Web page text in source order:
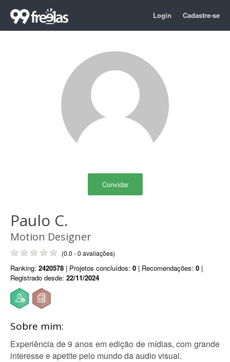
Login Cadastre-se
Convidar
Paulo C.
Motion Designer
(0.0 - 0 avaliações)
Ranking: 2420578 | Projetos concluídos: 0 | Recomendações: 0 |
Registrado desde: 22/11/2024
Sobre mim:
Experiência de 9 anos em edição de mídias, com grande
interesse e apetite pelo mundo da audio visual.